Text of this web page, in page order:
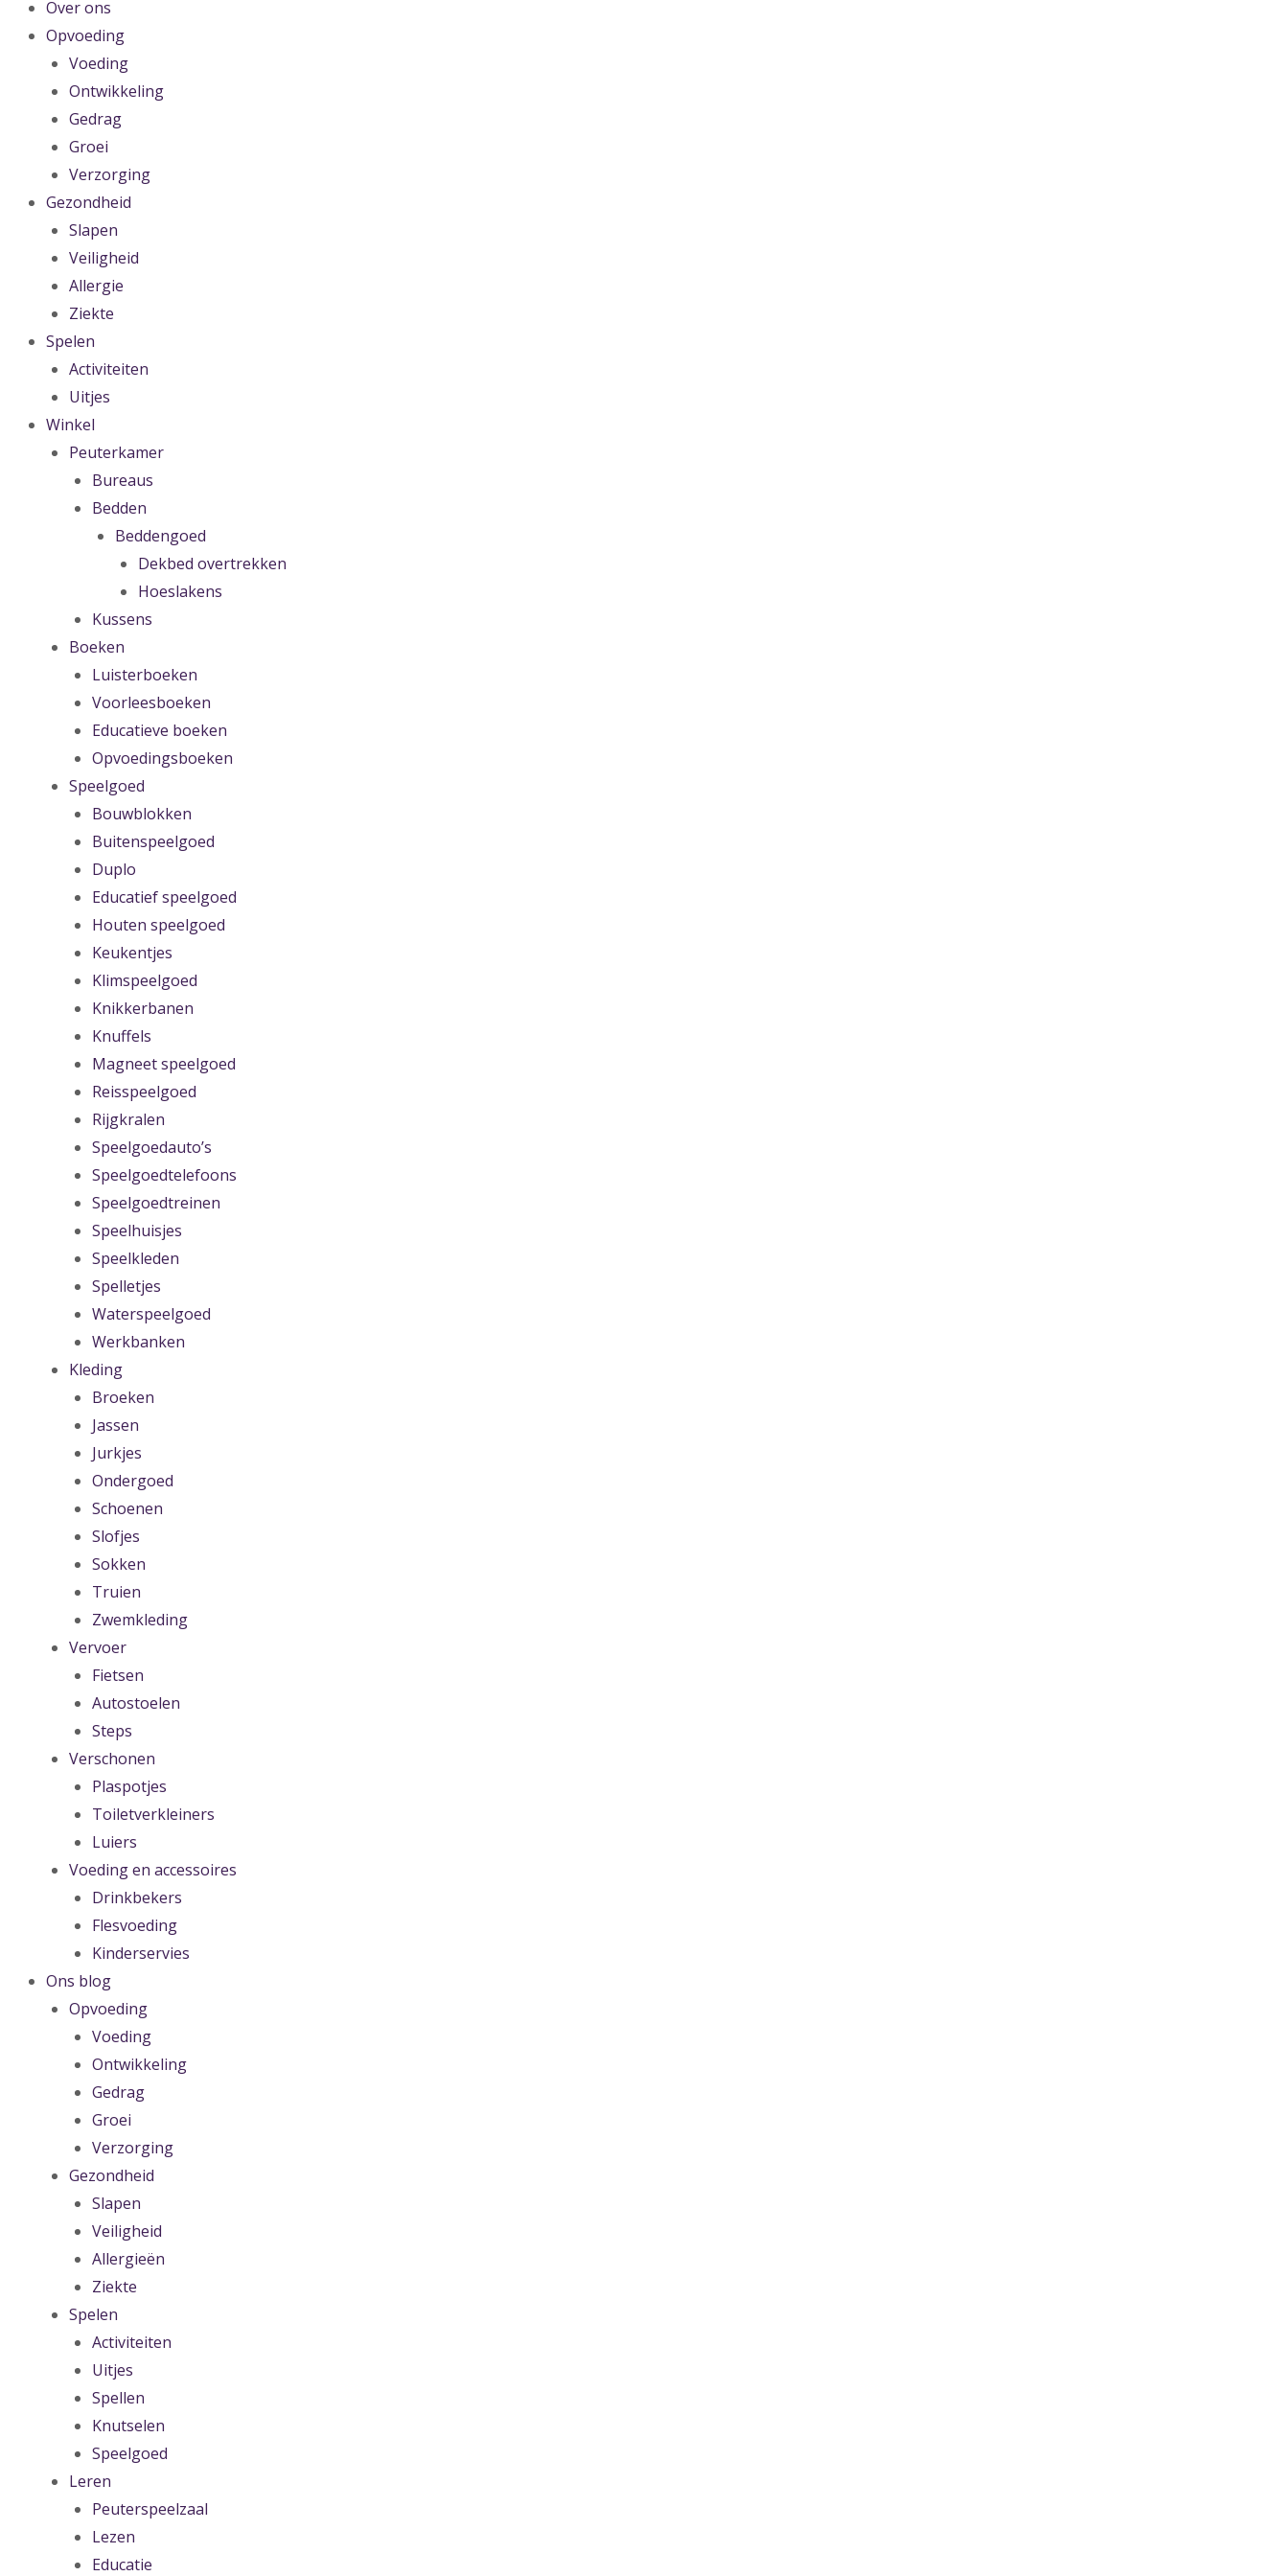
Over ons
Opvoeding
Voeding
Ontwikkeling
Gedrag
Groei
Verzorging
Gezondheid
Slapen
Veiligheid
Allergie
Ziekte
Spelen
Activiteiten
Uitjes
Winkel
Peuterkamer
Bureaus
Bedden
Beddengoed
Dekbed overtrekken
Hoeslakens
Kussens
Boeken
Luisterboeken
Voorleesboeken
Educatieve boeken
Opvoedingsboeken
Speelgoed
Bouwblokken
Buitenspeelgoed
Duplo
Educatief speelgoed
Houten speelgoed
Keukentjes
Klimspeelgoed
Knikkerbanen
Knuffels
Magneet speelgoed
Reisspeelgoed
Rijgkralen
Speelgoedauto’s
Speelgoedtelefoons
Speelgoedtreinen
Speelhuisjes
Speelkleden
Spelletjes
Waterspeelgoed
Werkbanken
Kleding
Broeken
Jassen
Jurkjes
Ondergoed
Schoenen
Slofjes
Sokken
Truien
Zwemkleding
Vervoer
Fietsen
Autostoelen
Steps
Verschonen
Plaspotjes
Toiletverkleiners
Luiers
Voeding en accessoires
Drinkbekers
Flesvoeding
Kinderservies
Ons blog
Opvoeding
Voeding
Ontwikkeling
Gedrag
Groei
Verzorging
Gezondheid
Slapen
Veiligheid
Allergieën
Ziekte
Spelen
Activiteiten
Uitjes
Spellen
Knutselen
Speelgoed
Leren
Peuterspeelzaal
Lezen
Educatie